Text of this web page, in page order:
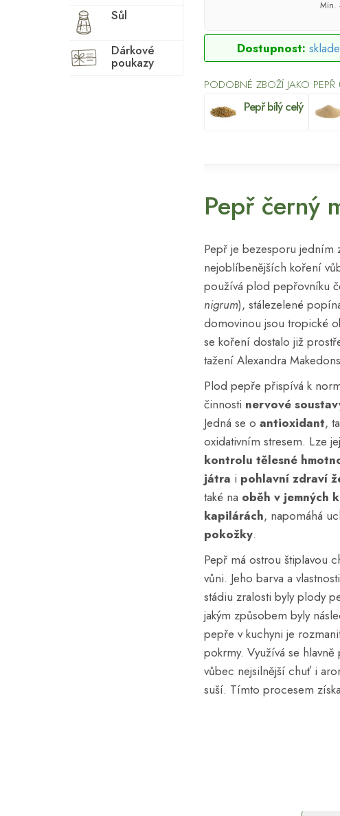
Sůl
Dárkové
poukazy
Min.
Dostupnost:
PODOBNÉ ZBOŽÍ JAKO PEPŘ
Pepř bílý celý
Pepř černý
Pepř je bezesporu jedním
nejoblíbenějších koření
používá plod pepřovníku
nigrum), stálezelené
domovinou jsou tropické
se koření dostalo již
tažení Alexandra
Plod pepře přispívá k
činnosti nervové
Jedná se o antioxidant,
oxidativním stresem. Lze
kontrolu tělesné
játra i pohlavní zdraví
také na oběh v jemných
kapilárách, napomáhá
pokožky.
Pepř má ostrou štiplavou
vůni. Jeho barva a
stádiu zralosti byly plody
jakým způsobem byly
pepře v kuchyni je
pokrmy. Využívá se
vůbec nejsilnější chuť i
suší. Tímto procesem